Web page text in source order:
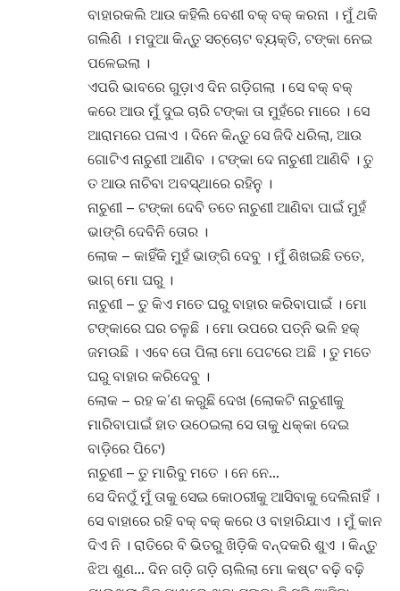
ବାହାରକଲି ଆଉ କହିଲି ବେଶୀ ବକ୍ ବକ୍ କରନା । ମୁଁ ଥକି
ଗଲିଣି । ମଦୁଆ କିନ୍ତୁ ସଚ୍ଚୋଟ ବ୍ୟକ୍ତି, ଟଙ୍କା ନେଇ
ପଳେଇଲା ।
ଏପରି ଭାବରେ ଗୁଡ଼ାଏ ଦିନ ଗଡ଼ିଗଲା । ସେ ବକ୍ ବକ୍
କରେ ଆଉ ମୁଁ ଦୁଇ ଚାରି ଟଙ୍କା ତା ମୁହଁରେ ମାରେ । ସେ
ଆରାମରେ ପଳାଏ । ଦିନେ କିନ୍ତୁ ସେ ଜିଦି ଧରିଲା, ଆଉ
ଗୋଟିଏ ନାଚୁଣୀ ଆଣିବ । ଟଙ୍କା ଦେ ନାଚୁଣୀ ଆଣିବି । ତୁ
ତ ଆଉ ନାଚିବା ଅବସ୍ଥାରେ ରହିନୁ ।
ନାଚୁଣୀ – ଟଙ୍କା ଦେବି ତତେ ନାଚୁଣୀ ଆଣିବା ପାଇଁ ମୁହଁ
ଭାଙ୍ଗି ଦେବିନି ତୋର ।
ଲୋକ – କାହିଁକି ମୁହଁ ଭାଙ୍ଗି ଦେବୁ । ମୁଁ ଶିଖଇଛି ତତେ,
ଭାଗ୍ ମୋ ଘରୁ ।
ନାଚୁଣୀ – ତୁ କିଏ ମତେ ଘରୁ ବାହାର କରିବାପାଇଁ । ମୋ
ଟଙ୍କାରେ ଘର ଚଳୁଛି । ମୋ ଉପରେ ପତ୍ନି ଭଳି ହକ୍
ଜମଉଛି । ଏବେ ତୋ ପିଲା ମୋ ପେଟରେ ଅଛି । ତୁ ମତେ
ଘରୁ ବାହାର କରିଦେବୁ ।
ଲୋକ – ରହ କ’ଣ କରୁଛି ଦେଖ (ଲୋକଟି ନାଚୁଣୀକୁ
ମାରିବାପାଇଁ ହାତ ଉଠେଇଲା ସେ ତାକୁ ଧକ୍କା ଦେଇ
ବାଡ଼ିରେ ପିଟେ)
ନାଚୁଣୀ – ତୁ ମାରିବୁ ମତେ । ନେ ନେ…
ସେ ଦିନଠୁଁ ମୁଁ ତାକୁ ସେଇ କୋଠରୀକୁ ଆସିବାକୁ ଦେଲିନାହିଁ ।
ସେ ବାହାରେ ରହି ବକ୍ ବକ୍ କରେ ଓ ବାହାରିଯାଏ । ମୁଁ କାନ
ଦିଏ ନି । ରାତିରେ ବି ଭିତରୁ ଖିଡ଼ିକି ବନ୍ଦକରି ଶୁଏ । କିନ୍ତୁ
ଝିଅ ଶୁଣ… ଦିନ ଗଡ଼ି ଗଡ଼ି ଚାଲିଲା ମୋ କଷ୍ଟ ବଢ଼ି ବଢ଼ି